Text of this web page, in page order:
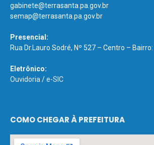
gabinete@terrasanta.pa.gov.br
semap@terrasanta.pa.gov.br
Presencial:
Rua Dr.Lauro Sodré, Nº 527 – Centro –
Eletrônico:
Ouvidoria /e-SIC
COMO CHEGAR À PREFEITURA